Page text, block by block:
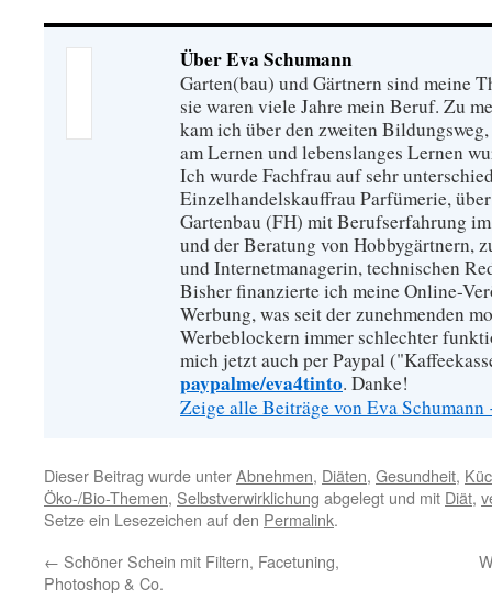
Über Eva Schumann
Garten(bau) und Gärtnern sind meine
sie waren viele Jahre mein Beruf. Zu
kam ich über den zweiten
am Lernen und lebenslanges Lernen
Ich wurde Fachfrau auf sehr
Einzelhandelskauffrau Parfümerie,
Gartenbau (FH) mit Berufserfahrung
und der Beratung von Hobbygärtnern,
und Internetmanagerin, technischen
Bisher finanzierte ich meine Online-
Werbung, was seit der zunehmenden
Werbeblockern immer schlechter
mich jetzt auch per Paypal
paypalme/eva4tinto. Danke!
Zeige alle Beiträge von Eva Schumann
Dieser Beitrag wurde unterAbnehmen, Diäten, Gesundheit,
Öko-/Bio-Themen, Selbstverwirklichung abgelegt und mit Diät,
Setze ein Lesezeichen auf den Permalink.
← Schöner Schein mit Filtern, Facetuning,
Photoshop & Co.